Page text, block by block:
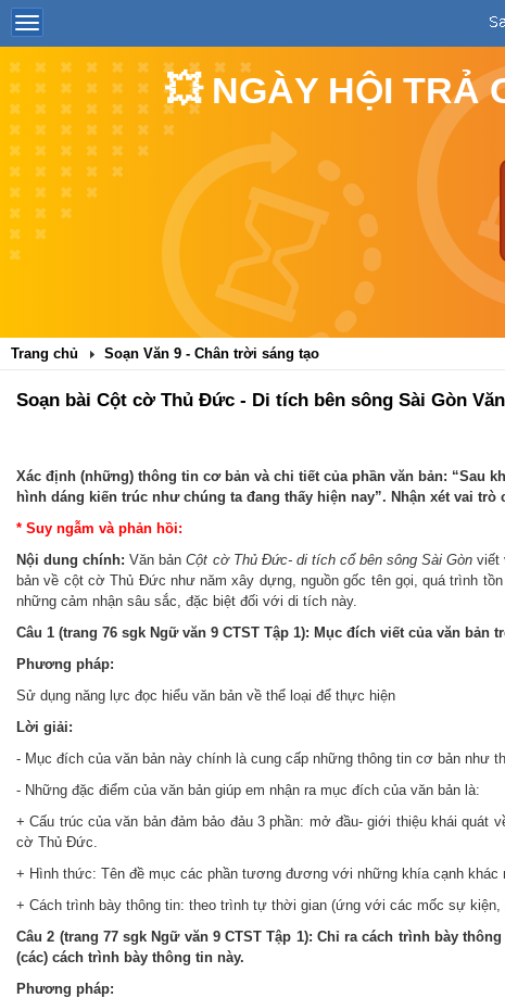
💥 NGÀY HỘI TRẢ
Trang chủ Soạn Văn 9 - Chân trời sáng tạo
Soạn bài Cột cờ Thủ Đức - Di tích bên sông Sài Gòn
Xác định (những) thông tin cơ bản và chi tiết của phần văn bản: “Sau
hình dáng kiến trúc như chúng ta đang thấy hiện nay”. Nhận xét vai
* Suy ngẫm và phản hồi:
Nội dung chính:Văn bảnCột cờ Thủ Đức- di tích cổ bên sông Sài Gònviết
bản về cột cờ Thủ Đức như năm xây dựng, nguồn gốc tên gọi, quá trình
những cảm nhận sâu sắc, đặc biệt đối với di tích này.
Câu 1 (trang 76 sgk Ngữ văn 9 CTST Tập 1): Mục đích viết của văn
Phương pháp:
Sử dụng năng lực đọc hiểu văn bản về thể loại để thực hiện
Lời giải:
- Mục đích của văn bản này chính là cung cấp những thông tin cơ bản
- Những đặc điểm của văn bản giúp em nhận ra mục đích của văn bản là:
+ Cấu trúc của văn bản đảm bảo đảu 3 phần: mở đầu- giới thiệu khái
cờ Thủ Đức.
+ Hình thức: Tên đề mục các phần tương đương với những khía cạnh
+ Cách trình bày thông tin: theo trình tự thời gian (ứng với các mốc sự kiện,
Câu 2 (trang 77 sgk Ngữ văn 9 CTST Tập 1): Chỉ ra cách trình bày
(các) cách trình bày thông tin này.
Phương pháp: